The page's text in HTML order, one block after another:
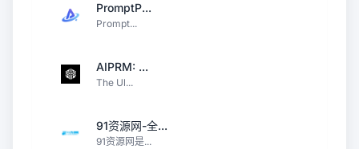
PromptP...
Prompt...
AIPRM: ...
The Ul...
91资源网-全...
91资源网是...